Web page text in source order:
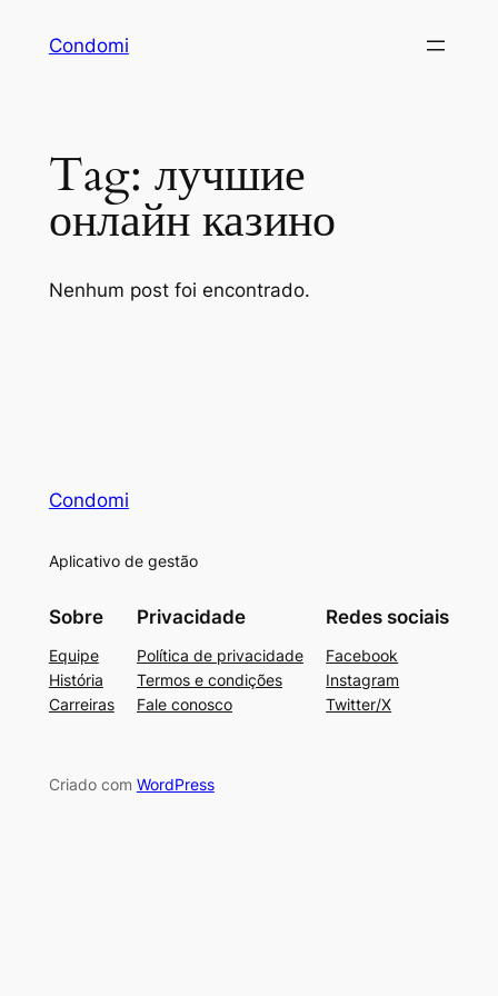
Condomi
Tag: лучшие
онлайн казино
Nenhum post foi encontrado.
Condomi
Aplicativo de gestão
Sobre
Equipe
História
Carreiras
Privacidade
Política de privacidade
Termos e condições
Fale conosco
Redes sociais
Facebook
Instagram
Twitter/X
Criado com WordPress